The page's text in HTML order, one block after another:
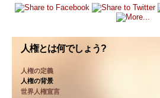
人権とは何でしょう?
人権の定義
人権の背景
世界人権宣言